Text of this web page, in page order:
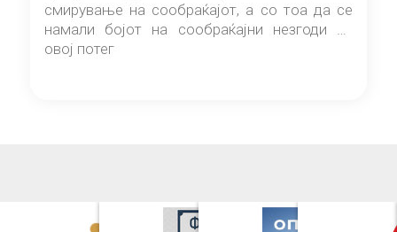
смирување на сообраќајот, а со тоа да се
намали бојот на сообраќајни незгоди на
овој потег